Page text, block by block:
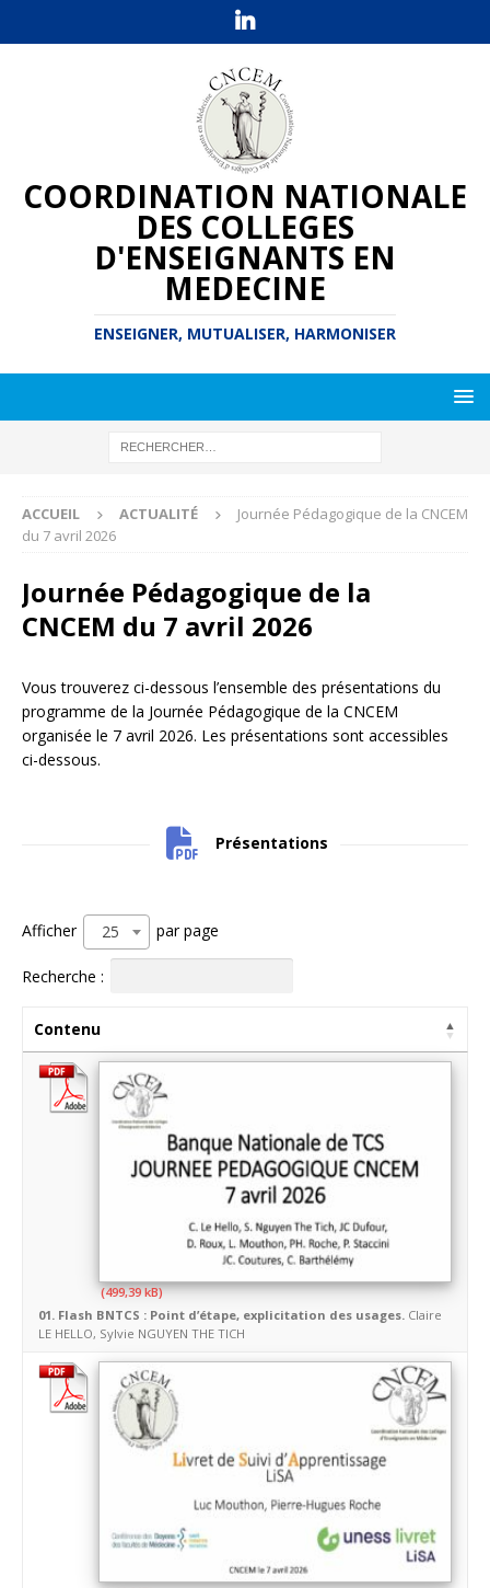
COORDINATION NATIONALE
DES COLLEGES
D'ENSEIGNANTS EN
MEDECINE
ENSEIGNER, MUTUALISER, HARMONISER
ACCUEIL ACTUALITÉ
Journée Pédagogique de la CNCEM
du 7 avril 2026
Journée Pédagogique de la
CNCEM du 7 avril 2026
Vous trouverez ci-dessous l’ensemble des présentations du
programme de la Journée Pédagogique de la CNCEM
organisée le 7 avril 2026. Les présentations sont accessibles
ci-dessous.
Présentations
Afficher 25 par page
Recherche :
Contenu
01. Flash BNTCS : Point d’étape, explicitation des usages. Claire
LE HELLO, Sylvie NGUYEN THE TICH